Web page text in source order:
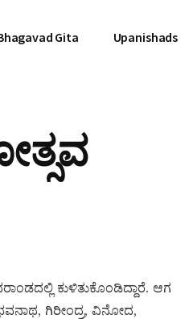
Gita Upanishads
ಕುಳಿತುಕೊಂಡಿದ್ದಾರೆ. ಆಗ
ಗಿರೀಂದ್ರ, ವಿನೋದ,